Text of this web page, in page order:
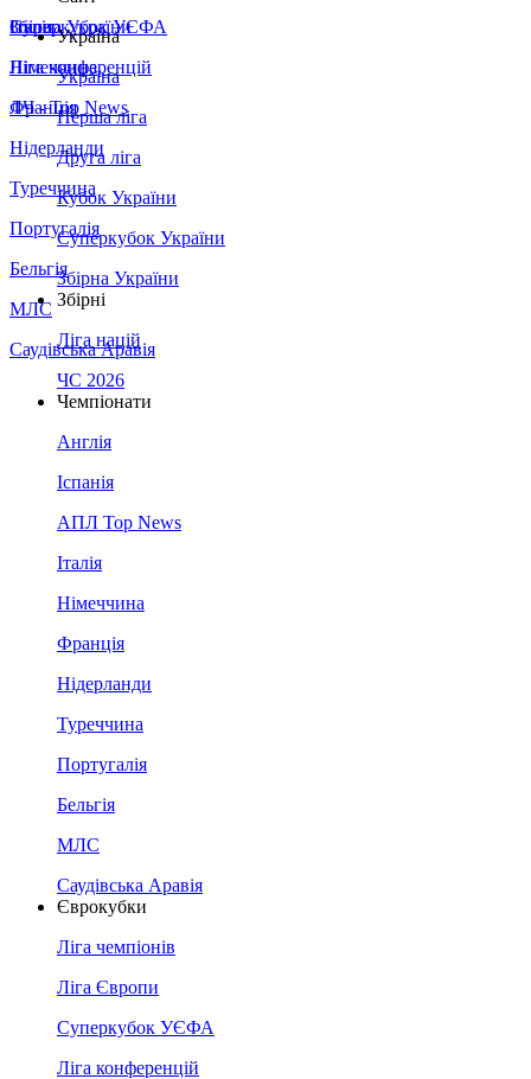
Збірна України
Італія
Німеччина
Франція
Нідерланди
Туреччина
Португалія
Бельгія
МЛС
Саудівська Аравія
Суперкубок УЄФА
Ліга конференцій
ЛЧ - Top News
Україна
Україна
Перша ліга
Друга ліга
Кубок України
Суперкубок України
Збірна України
Збірні
Ліга націй
ЧС 2026
Чемпіонати
Англія
Іспанія
АПЛ Top News
Італія
Німеччина
Франція
Нідерланди
Туреччина
Португалія
Бельгія
МЛС
Саудівська Аравія
Єврокубки
Ліга чемпіонів
Ліга Європи
Суперкубок УЄФА
Ліга конференцій